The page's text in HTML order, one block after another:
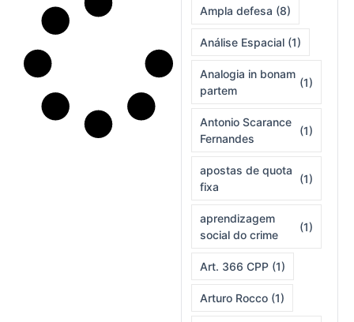
Ampla defesa (8)
Análise Espacial (1)
Analogia in bonam
partem
(1)
Antonio Scarance
Fernandes
(1)
apostas de quota
fixa
(1)
aprendizagem
social do crime
(1)
Art. 366 CPP (1)
Arturo Rocco (1)